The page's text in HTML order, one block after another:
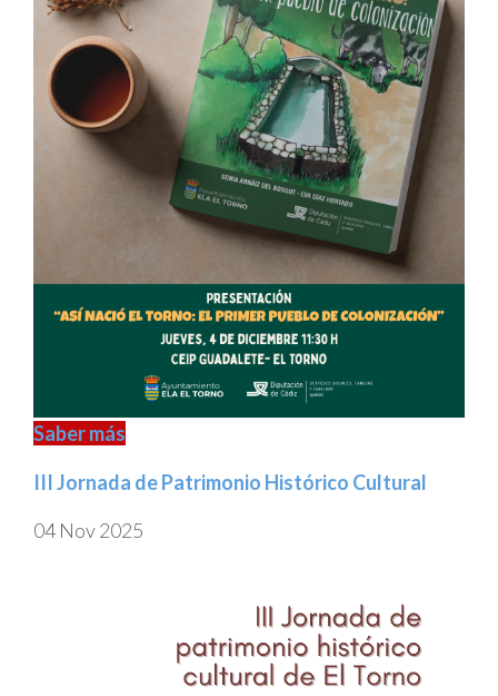
Saber más
III Jornada de Patrimonio Histórico Cultural
04 Nov 2025